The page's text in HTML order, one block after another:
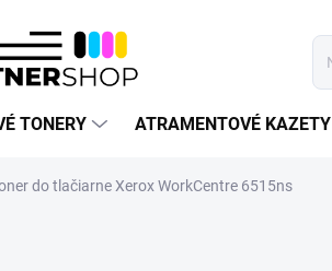
TONERY ATRAMENTOVÉ KAZETY
do tlačiarne Xerox WorkCentre 6515ns